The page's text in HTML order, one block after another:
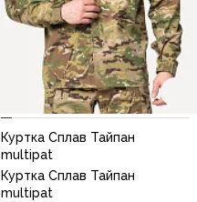
Куртка Сплав Тайпан
multipat
Куртка Сплав Тайпан
multipat